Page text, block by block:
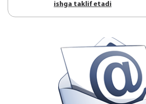
ishgа tаklif etаdi